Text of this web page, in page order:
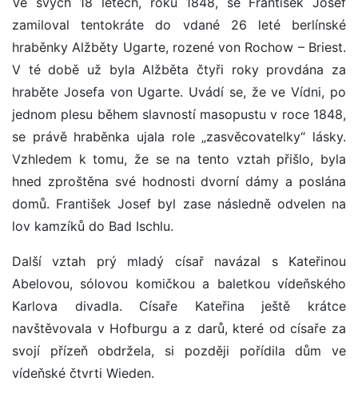
zamiloval tentokráte do vdané 26 leté berlínské
hraběnky Alžběty Ugarte, rozené von Rochow – Briest.
V té době už byla Alžběta čtyři roky provdána za
hraběte Josefa von Ugarte. Uvádí se, že ve Vídni, po
jednom plesu během slavností masopustu v roce 1848,
se právě hraběnka ujala role „zasvěcovatelky“ lásky.
Vzhledem k tomu, že se na tento vztah přišlo, byla
hned zproštěna své hodnosti dvorní dámy a poslána
domů. František Josef byl zase následně odvelen na
lov kamzíků do Bad Ischlu.
Další vztah prý mladý císař navázal s Kateřinou
Abelovou, sólovou komičkou a baletkou vídeňského
Karlova divadla. Císaře Kateřina ještě krátce
navštěvovala v Hofburgu a z darů, které od císaře za
svojí přízeň obdržela, si později pořídila dům ve
vídeňské čtvrti Wieden.